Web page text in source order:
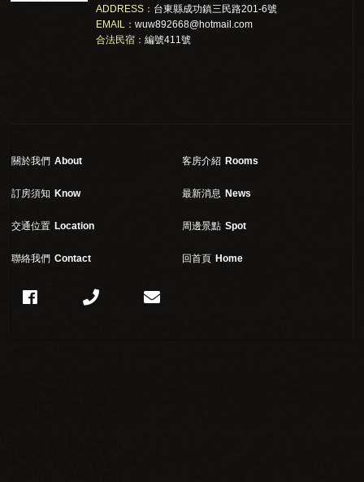
ADDRESS： 台東縣成功鎮三民路201-6號
EMAIL：wuw892668@hotmail.com
合法民宿：編號411號
關於我們 About 客房介紹 Rooms
訂房須知 Know 最新消息 News
交通位置 Location 周邊景點 Spot
聯絡我們 Contact 回首頁 Home